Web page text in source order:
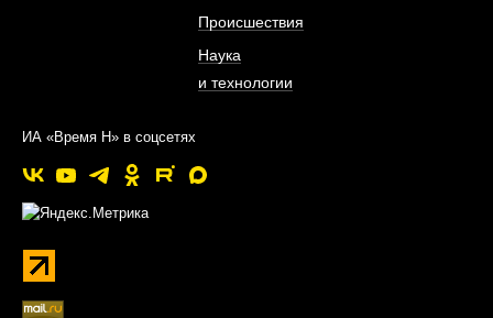
Происшествия
Наука
и технологии
ИА «Время Н» в соцсетях